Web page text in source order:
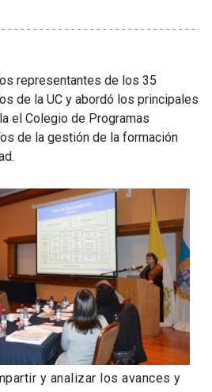
representantes de los 35
de la UC y abordó los principales
el Colegio de Programas
de la gestión de la formación
y analizar los avances y